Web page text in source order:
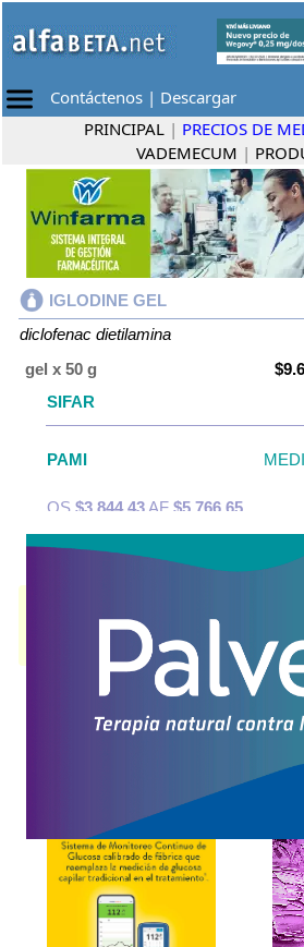
Contáctenos | Descargar
PRINCIPAL | PRECIOS DE
VADEMECUM |
IGLODINE GEL
diclofenac dietilamina
gel x 50 g
SIFAR
PAMI
OS $3.844,43 AF $5.766,65
Analgésico Antiinflam.
. Es producido por
presentación disponible.
Explorar más
Otros productos condiclofenac